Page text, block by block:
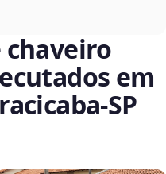
chaveiro
em